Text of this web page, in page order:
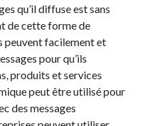
qu’il diffuse est sans
de cette forme de
peuvent facilement et
pour qu’ils
produits et services
peut être utilisé pour
des messages